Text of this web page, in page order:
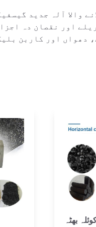
والا آلہ جدید
اور نقصان دہ
دھواں اور کاربن
بھٹہ